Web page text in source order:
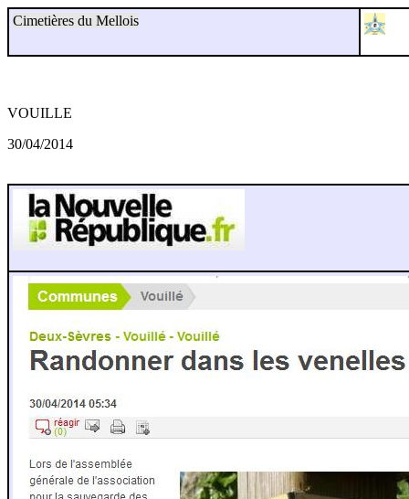
Cimetières du Mellois
VOUILLE
30/04/2014